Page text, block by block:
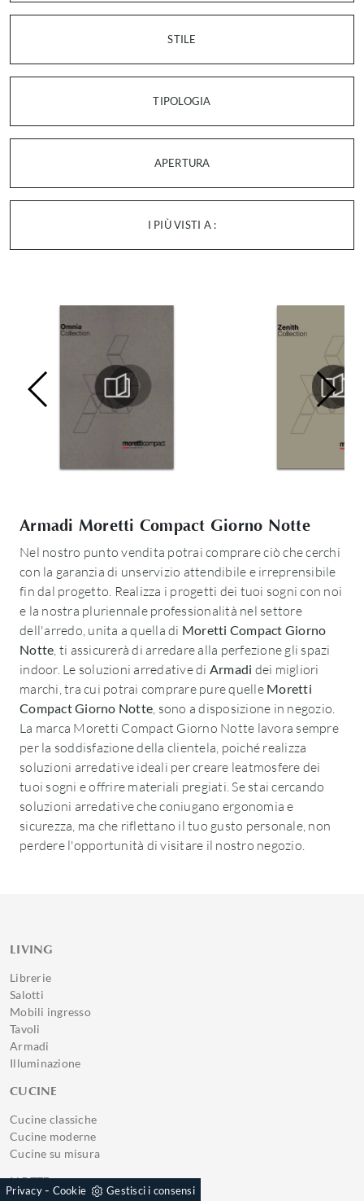
STILE
TIPOLOGIA
APERTURA
I PIÙ VISTI A :
Armadi Moretti Compact Giorno Notte
Nel nostro punto vendita potrai comprare ciò che cerchi
con la garanzia di unservizio attendibile e irreprensibile
fin dal progetto. Realizza i progetti dei tuoi sogni con noi
e la nostra pluriennale professionalità nel settore
dell'arredo, unita a quella di Moretti Compact Giorno
Notte, ti assicurerà di arredare alla perfezione gli spazi
indoor. Le soluzioni arredative di Armadi dei migliori
marchi, tra cui potrai comprare pure quelle Moretti
Compact Giorno Notte, sono a disposizione in negozio.
La marca Moretti Compact Giorno Notte lavora sempre
per la soddisfazione della clientela, poiché realizza
soluzioni arredative ideali per creare leatmosfere dei
tuoi sogni e offrire materiali pregiati. Se stai cercando
soluzioni arredative che coniugano ergonomia e
sicurezza, ma che riflettano il tuo gusto personale, non
perdere l'opportunità di visitare il nostro negozio.
LIVING
Librerie
Salotti
Mobili ingresso
Tavoli
Armadi
Illuminazione
CUCINE
Cucine classiche
Cucine moderne
Cucine su misura
NOTTE
Privacy- Cookie Gestisci i consensi